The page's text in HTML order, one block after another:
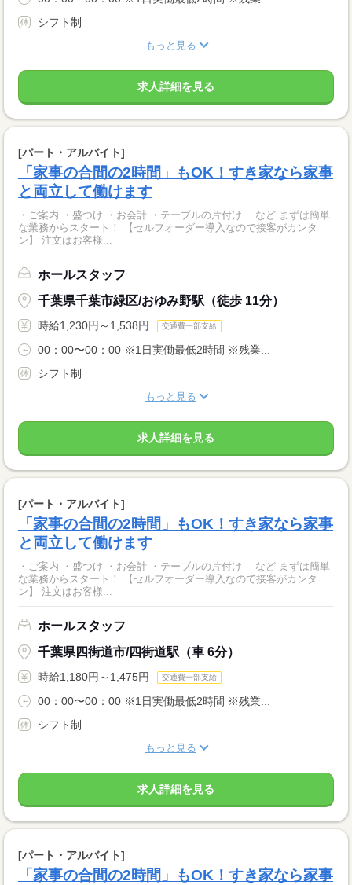
シフト制
もっと見る
求人詳細を見る
[パート・アルバイト]
「家事の合間の2時間」もOK！すき家なら家事
と両立して働けます
・ご案内 ・盛つけ ・お会計 ・テーブルの片付け など まずは簡単
な業務からスタート！ 【セルフオーダー導入なので接客がカンタ
ン】 注文はお客様...
ホールスタッフ
千葉県千葉市緑区/おゆみ野駅（徒歩 11分）
時給1,230円～1,538円 交通費一部支給
00：00〜00：00 ※1日実働最低2時間 ※残業...
シフト制
もっと見る
求人詳細を見る
[パート・アルバイト]
「家事の合間の2時間」もOK！すき家なら家事
と両立して働けます
・ご案内 ・盛つけ ・お会計 ・テーブルの片付け など まずは簡単
な業務からスタート！ 【セルフオーダー導入なので接客がカンタ
ン】 注文はお客様...
ホールスタッフ
千葉県四街道市/四街道駅（車 6分）
時給1,180円～1,475円 交通費一部支給
00：00〜00：00 ※1日実働最低2時間 ※残業...
シフト制
もっと見る
求人詳細を見る
[パート・アルバイト]
「家事の合間の2時間」もOK！すき家なら家事